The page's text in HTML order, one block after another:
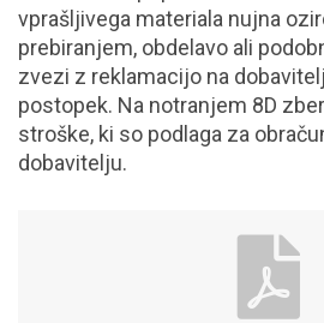
vprašljivega materiala nujna
prebiranjem, obdelavo ali
zvezi z reklamacijo na
postopek. Na notranjem 8D
stroške, ki so podlaga za
dobavitelju.